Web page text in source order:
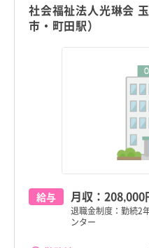
社会福祉法人光琳会
市・町田駅）
給与 月収： 208,000
退職金制度：勤続2
ンター